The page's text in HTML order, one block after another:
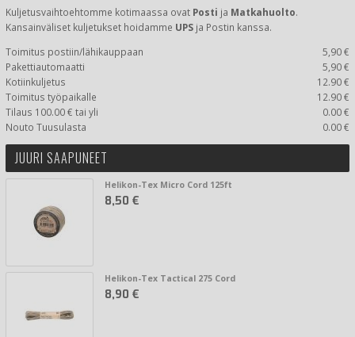
Kuljetusvaihtoehtomme kotimaassa ovat Posti ja Matkahuolto.
Kansainväliset kuljetukset hoidamme UPS ja Postin kanssa.
Toimitus postiin/lähikauppaan
5,90 €
Pakettiautomaatti
5,90 €
Kotiinkuljetus
12.90 €
Toimitus työpaikalle
12.90 €
Tilaus 100.00 € tai yli
0.00 €
Nouto Tuusulasta
0.00 €
JUURI SAAPUNEET
Helikon-Tex Micro Cord 125ft
8,50 €
Helikon-Tex Tactical 275 Cord
8,90 €